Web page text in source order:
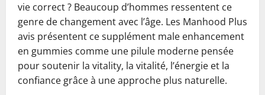
vie correct ? Beaucoup d’hommes ressentent ce
genre de changement avec l’âge. Les Manhood Plus
avis présentent ce supplément male enhancement
en gummies comme une pilule moderne pensée
pour soutenir la vitality, la vitalité, l’énergie et la
confiance grâce à une approche plus naturelle.